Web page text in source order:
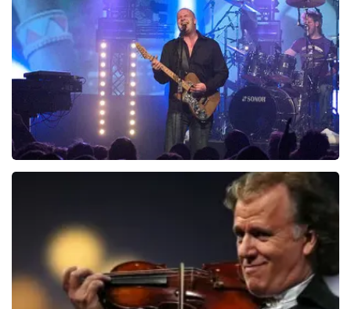
BEKIJKEN
BESTEL NU